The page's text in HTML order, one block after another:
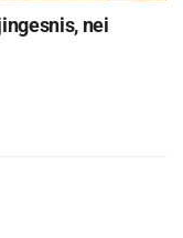
nei